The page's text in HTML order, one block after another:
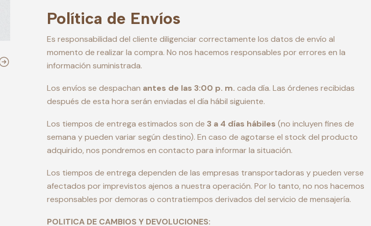
Política de Envíos
Es responsabilidad del cliente diligenciar correctamente los datos de envío al
momento de realizar la compra. No nos hacemos responsables por errores en la
información suministrada.
Los envíos se despachan antes de las 3:00 p. m. cada día. Las órdenes recibidas
después de esta hora serán enviadas el día hábil siguiente.
Los tiempos de entrega estimados son de 3 a 4 días hábiles (no incluyen fines de
semana y pueden variar según destino). En caso de agotarse el stock del producto
adquirido, nos pondremos en contacto para informar la situación.
Los tiempos de entrega dependen de las empresas transportadoras y pueden verse
afectados por imprevistos ajenos a nuestra operación. Por lo tanto, no nos hacemos
responsables por demoras o contratiempos derivados del servicio de mensajería.
POLITICA DE CAMBIOS Y DEVOLUCIONES: